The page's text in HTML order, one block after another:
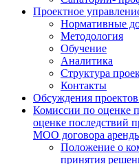
Проектное
Нормативные
Методология
Обучение
Аналитика
Структура
Контакты
Обсуждения
Комиссии по оценке
оценке последствий
МОО договора аренды
Положение о
принятия